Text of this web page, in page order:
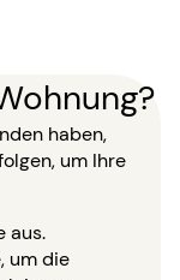
haben,
um Ihre
aus.
um die